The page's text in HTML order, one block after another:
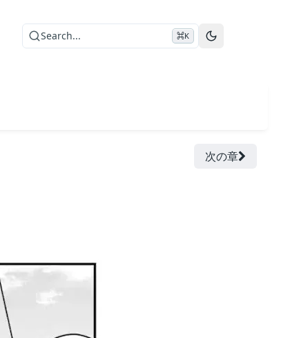
Search... ⌘K
次の章